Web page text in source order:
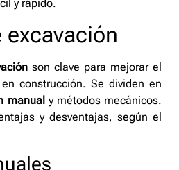
y rápido.
son clave para mejorar el
construcción. Se dividen en
manualy métodos mecánicos.
y desventajas, según el